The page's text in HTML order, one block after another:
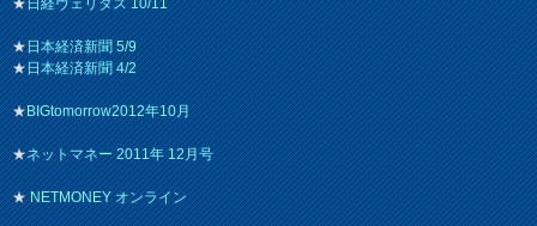
★日経ヴェリタス 10/11
★日本経済新聞 5/9
★日本経済新聞 4/2
★BIGtomorrow2012年10月
★ネットマネー 2011年 12月号
★NETMONEY オンライン